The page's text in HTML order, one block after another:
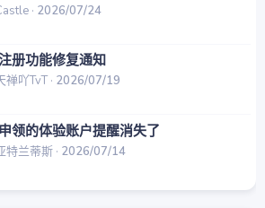
2026/07/24
册功能修复通知
禅吖TvT 2026/07/19
领的体验账户提醒消失了
特兰蒂斯 2026/07/14